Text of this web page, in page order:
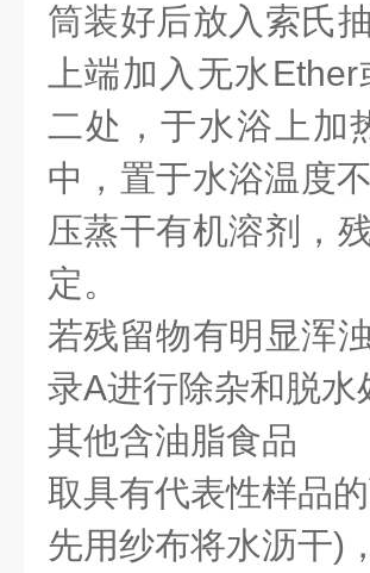
筒装好后放入索氏
上端加入无水Ether
二处，于水浴上加
中，置于水浴温度
压蒸干有机溶剂，
定。
若残留物有明显浑
录A进行除杂和脱水
其他含油脂食品
取具有代表性样品
先用纱布将水沥干)